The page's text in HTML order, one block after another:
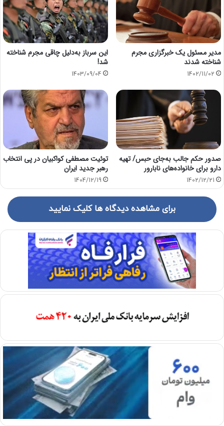
مدیر مسئول یک خبرگزاری مجرم
شناخته شدند
1402/11/02
این سرباز به‌دلیل چاقی مجرم شناخته
شد!
1403/09/04
صدور حکم جالب به‌جای حبس/ تهیه
دارو برای خانواده‌های نابارور
1402/12/21
توئیت مصطفی کواکبیان در پی انتخاب
رهبر جدید ایران
1404/12/19
برای مشاهده دیدگاه ها کلیک نمایید